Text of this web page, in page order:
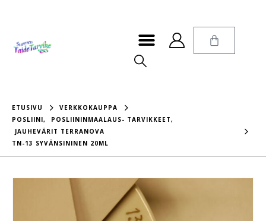
ETUSIVU
VERKKOKAUPPA
POSLIINI, POSLIININMAALAUS- TARVIKKEET,
JAUHEVÄRIT TERRANOVA
TN-13 SYVÄNSININEN 20ML